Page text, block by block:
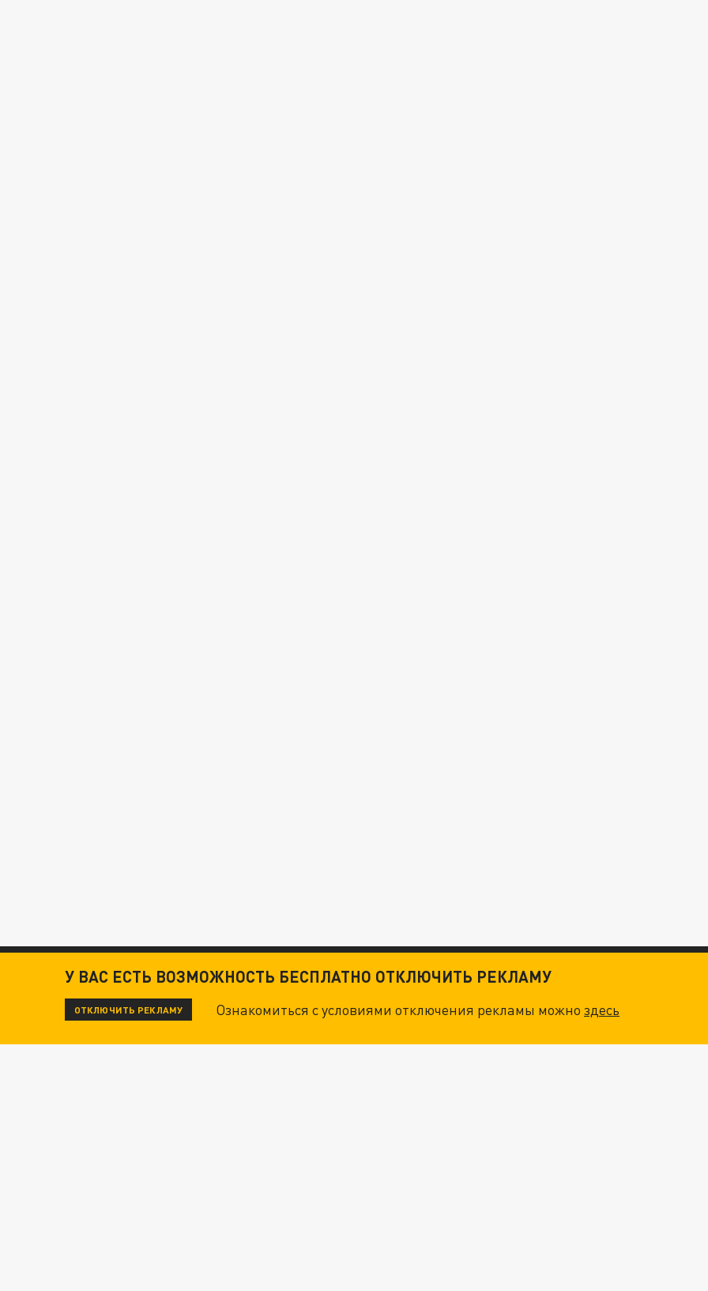
У ВАС ЕСТЬ ВОЗМОЖНОСТЬ БЕСПЛАТНО ОТКЛЮЧИТЬ РЕКЛАМУ
ОТКЛЮЧИТЬ РЕКЛАМУ Ознакомиться с условиями отключения рекламы можноздесь